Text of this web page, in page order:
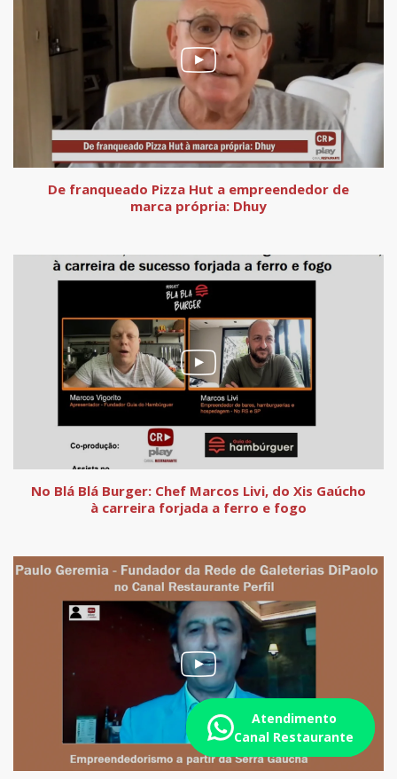
Atendimento
Canal Restaurante
De franqueado Pizza Hut a empreendedor de
marca própria: Dhuy
No Blá Blá Burger: Chef Marcos Livi, do Xis Gaúcho
à carreira forjada a ferro e fogo